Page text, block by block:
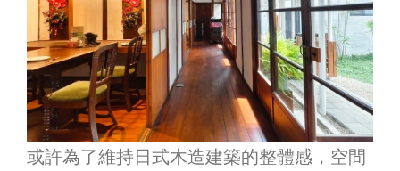
或許為了維持日式木造建築的整體感，空間